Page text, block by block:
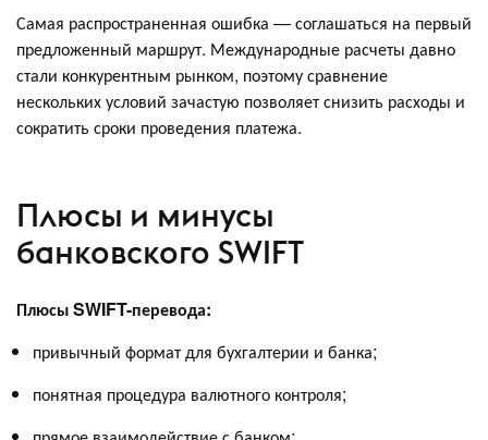
Самая распространенная ошибка — соглашаться на первый
предложенный маршрут. Международные расчеты давно
стали конкурентным рынком, поэтому сравнение
нескольких условий зачастую позволяет снизить расходы и
сократить сроки проведения платежа.
Плюсы и минусы
банковского SWIFT
Плюсы SWIFT-перевода:
привычный формат для бухгалтерии и банка;
понятная процедура валютного контроля;